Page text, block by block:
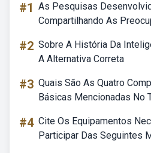
#1 As Pesquisas
Compartilhando As
#2 Sobre A História Da
A Alternativa Correta
#3 Quais São As Quatro
Básicas Mencionadas No
#4 Cite Os Equipamentos
Participar Das Seguintes